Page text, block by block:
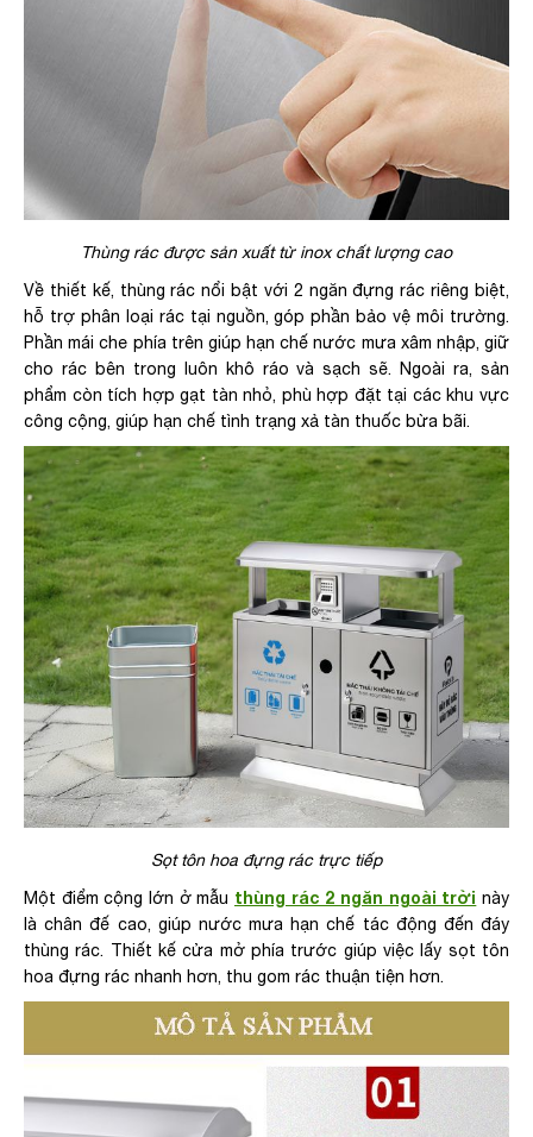
Thùng rác được sản xuất từ inox chất lượng cao
Về thiết kế, thùng rác nổi bật với 2 ngăn đựng rác riêng biệt,
hỗ trợ phân loại rác tại nguồn, góp phần bảo vệ môi trường.
Phần mái che phía trên giúp hạn chế nước mưa xâm nhập, giữ
cho rác bên trong luôn khô ráo và sạch sẽ. Ngoài ra, sản
phẩm còn tích hợp gạt tàn nhỏ, phù hợp đặt tại các khu vực
công cộng, giúp hạn chế tình trạng xả tàn thuốc bừa bãi.
Sọt tôn hoa đựng rác trực tiếp
Một điểm cộng lớn ở mẫu thùng rác 2 ngăn ngoài trời này
là chân đế cao, giúp nước mưa hạn chế tác động đến đáy
thùng rác. Thiết kế cửa mở phía trước giúp việc lấy sọt tôn
hoa đựng rác nhanh hơn, thu gom rác thuận tiện hơn.